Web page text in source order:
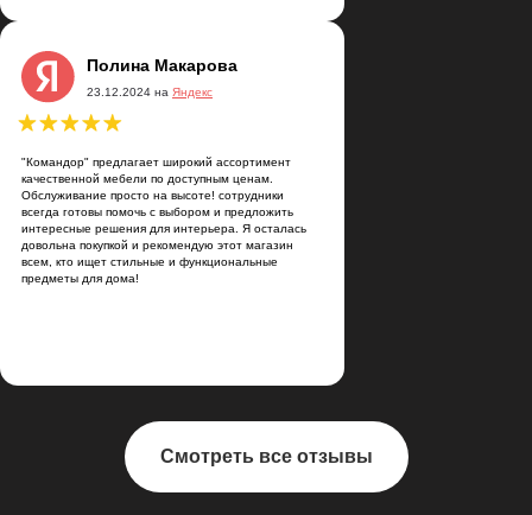
Полина Макарова
"Командор" предлагает широкий ассортимент
качественной мебели по доступным ценам.
Обслуживание просто на высоте! сотрудники
всегда готовы помочь с выбором и предложить
интересные решения для интерьера. Я осталась
довольна покупкой и рекомендую этот магазин
всем, кто ищет стильные и функциональные
предметы для дома!
23.12.2024 на Яндекс
Смотреть все отзывы